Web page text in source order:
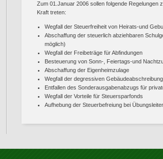
Zum 01.Januar 2006 sollen folgende Regelungen
Kraft treten:
Wegfall der Steuerfreiheit von Heirats-und
Abschaffung der steuerlich abziehbaren
möglich)
Wegfall der Freibeträge für Abfindungen
Besteuerung von Sonn-, Feiertags-und
Abschaffung der Eigenheimzulage
Wegfall der degressiven
Entfallen des Sonderausgabenabzugs für
Wegfall der Vorteile für Steuersparfonds
Aufhebung der Steuerbefreiung bei